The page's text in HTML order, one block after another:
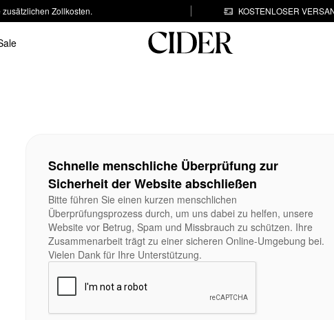
Zollkosten. KOSTENLOSER
Schnelle menschliche Überprüfung zur
Sicherheit der Website abschließen
Bitte führen Sie einen kurzen menschlichen
Überprüfungsprozess durch, um uns dabei zu helfen, unsere
Website vor Betrug, Spam und Missbrauch zu schützen. Ihre
Zusammenarbeit trägt zu einer sicheren Online-Umgebung bei.
Vielen Dank für Ihre Unterstützung.